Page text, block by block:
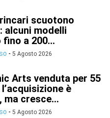
scuotono
alcuni modelli
a 200...
- 5 Agosto 2026
Arts venduta per 55
è
ma cresce...
- 5 Agosto 2026